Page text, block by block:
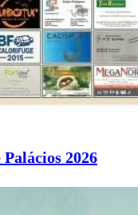
2026